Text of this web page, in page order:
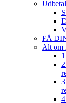
FÅ
Alt om